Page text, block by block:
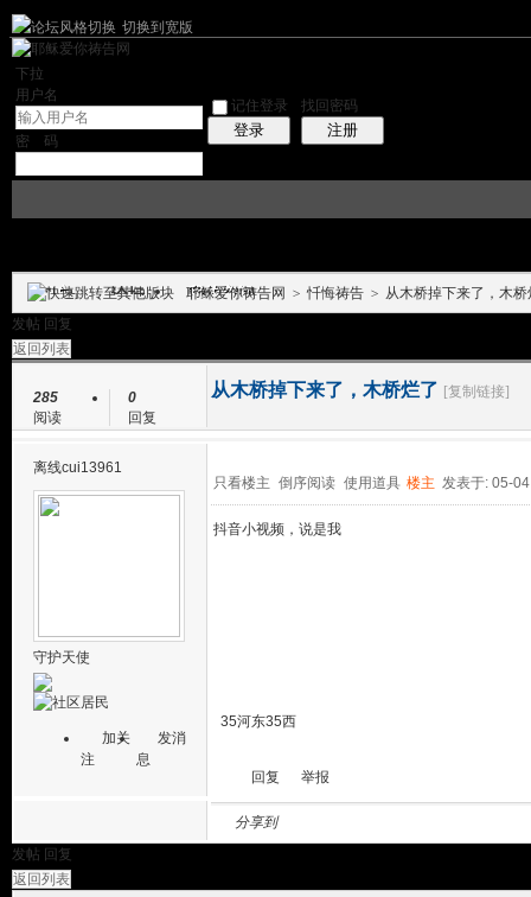
切换到宽版
下拉
用户名
密 码
记住登录
登录
找回密码
注册
门户 论坛 我的空间
耶稣爱你祷告网 > 忏悔祷告 > 从木桥掉下来了，木桥
发帖 回复
返回列表
285
阅读
0
回复
从木桥掉下来了，木桥烂了 [复制链接]
离线cui13961
守护天使
加关
注
发消
息
只看楼主 倒序阅读 使用道具 楼主 发表于: 05-04
抖音小视频，说是我
35河东35西
回复 举报
分享到
发帖 回复
返回列表